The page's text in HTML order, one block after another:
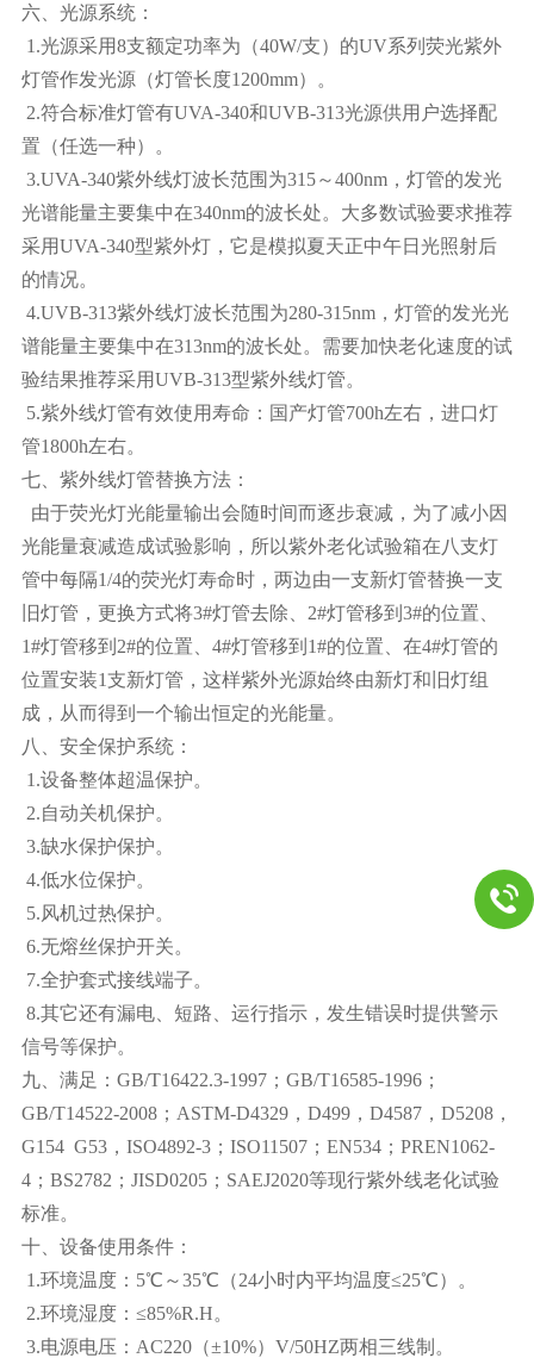
六、光源系统：
1.光源采用8支额定功率为（40W/支）的UV系列荧光紫外
灯管作发光源（灯管长度1200mm）。
2.符合标准灯管有UVA-340和UVB-313光源供用户选择配
置（任选一种）。
3.UVA-340紫外线灯波长范围为315～400nm，灯管的发光
光谱能量主要集中在340nm的波长处。大多数试验要求推荐
采用UVA-340型紫外灯，它是模拟夏天正中午日光照射后
的情况。
4.UVB-313紫外线灯波长范围为280-315nm，灯管的发光光
谱能量主要集中在313nm的波长处。需要加快老化速度的试
验结果推荐采用UVB-313型紫外线灯管。
5.紫外线灯管有效使用寿命：国产灯管700h左右，进口灯
管1800h左右。
七、紫外线灯管替换方法：
由于荧光灯光能量输出会随时间而逐步衰减，为了减小因
光能量衰减造成试验影响，所以紫外老化试验箱在八支灯
管中每隔1/4的荧光灯寿命时，两边由一支新灯管替换一支
旧灯管，更换方式将3#灯管去除、2#灯管移到3#的位置、
1#灯管移到2#的位置、4#灯管移到1#的位置、在4#灯管的
位置安装1支新灯管，这样紫外光源始终由新灯和旧灯组
成，从而得到一个输出恒定的光能量。
八、安全保护系统：
1.设备整体超温保护。
2.自动关机保护。
3.缺水保护保护。
4.低水位保护。
5.风机过热保护。
6.无熔丝保护开关。
7.全护套式接线端子。
8.其它还有漏电、短路、运行指示，发生错误时提供警示
信号等保护。
九、 满足：GB/T16422.3-1997；GB/T16585-1996；
GB/T14522-2008；ASTM-D4329，D499，D4587，D5208，
G154 G53，ISO4892-3；ISO11507；EN534；PREN1062-
4；BS2782；JISD0205；SAEJ2020等现行紫外线老化试验
标准。
十、设备使用条件：
1.环境温度：5℃～35℃（24小时内平均温度≤25℃）。
2.环境湿度：≤85%R.H。
3.电源电压：AC220（±10%）V/50HZ两相三线制。